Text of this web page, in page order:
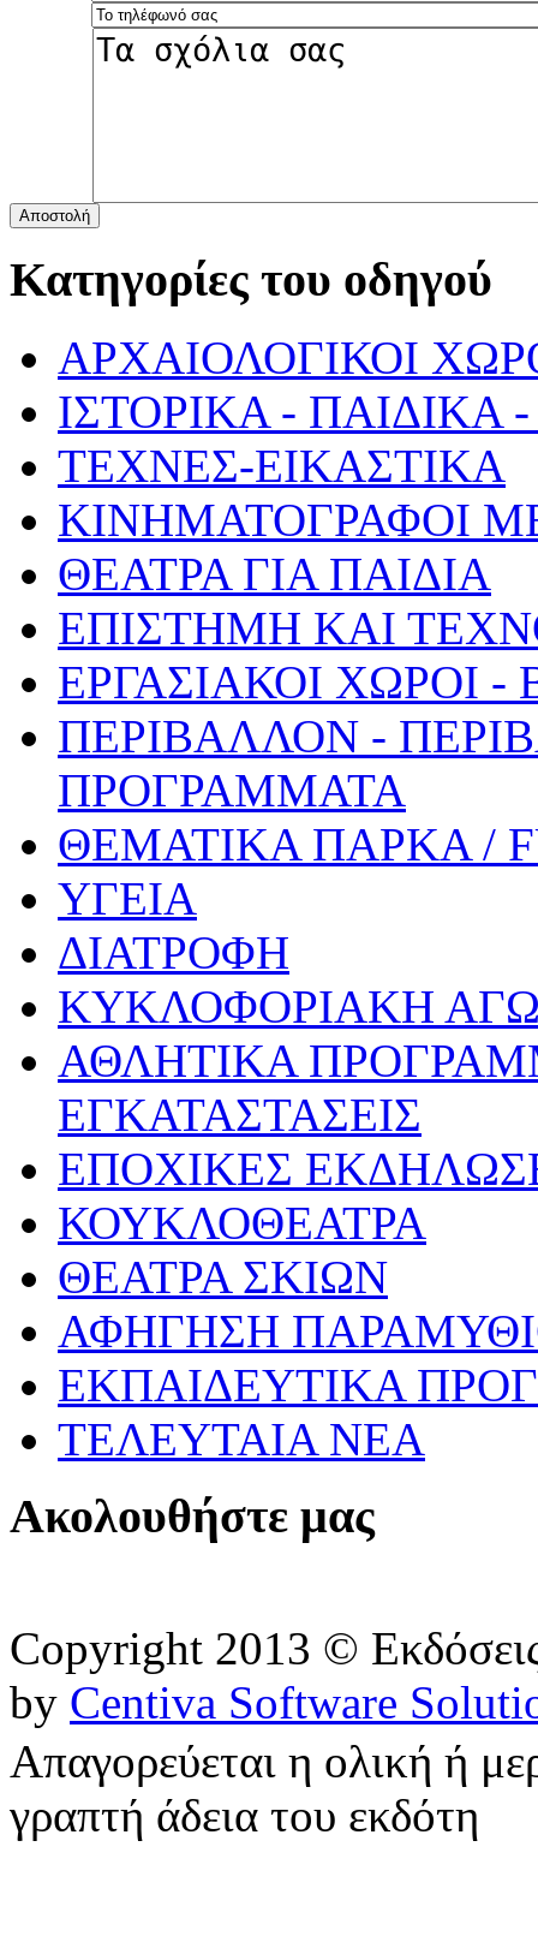
Αποστολή
Κατηγορίες του οδηγού
ΑΡΧΑΙΟΛΟΓΙΚΟΙ
ΙΣΤΟΡΙΚΑ -
ΤΕΧΝΕΣ-ΕΙΚΑΣΤΙΚΑ
ΚΙΝΗΜΑΤΟΓΡΑΦΟΙ
ΘΕΑΤΡΑ ΓΙΑ ΠΑΙΔΙΑ
ΕΠΙΣΤΗΜΗ ΚΑΙ
ΕΡΓΑΣΙΑΚΟΙ ΧΩΡΟΙ
ΠΕΡΙΒΑΛΛΟΝ -
ΠΡΟΓΡΑΜΜΑΤΑ
ΘΕΜΑΤΙΚΑ ΠΑΡΚΑ /
ΥΓΕΙΑ
ΔΙΑΤΡΟΦΗ
ΚΥΚΛΟΦΟΡΙΑΚΗ
ΑΘΛΗΤΙΚΑ
ΕΓΚΑΤΑΣΤΑΣΕΙΣ
ΕΠΟΧΙΚΕΣ
ΚΟΥΚΛΟΘΕΑΤΡΑ
ΘΕΑΤΡΑ ΣΚΙΩΝ
ΑΦΗΓΗΣΗ
ΕΚΠΑΙΔΕΥΤΙΚΑ
ΤΕΛΕΥΤΑΙΑ ΝΕΑ
Ακολουθήστε μας
Copyright 2013 ©
by Centiva Software
Απαγορεύεται η ολική ή
γραπτή άδεια του εκδότη